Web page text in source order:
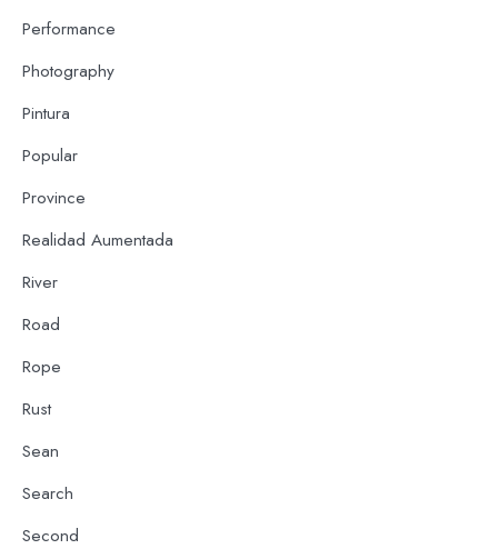
Performance
Photography
Pintura
Popular
Province
Realidad Aumentada
River
Road
Rope
Rust
Sean
Search
Second